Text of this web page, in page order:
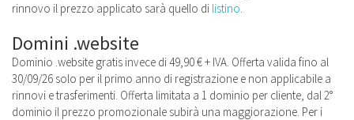
rinnovo il prezzo applicato sarà quello di listino.
Domini .website
Dominio .website gratis invece di 49,90 € + IVA. Offerta valida fino al
30/09/26 solo per il primo anno di registrazione e non applicabile a
rinnovi e trasferimenti. Offerta limitata a 1 dominio per cliente, dal 2°
dominio il prezzo promozionale subirà una maggiorazione. Per i